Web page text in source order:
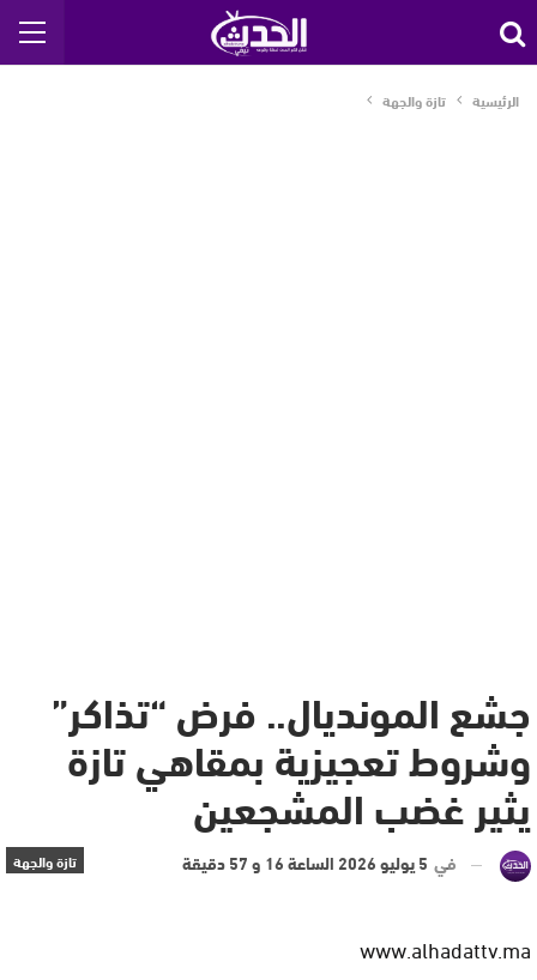
الرئيسية تازة والجهة
جشع المونديال.. فرض “تذاكر”
وشروط تعجيزية بمقاهي تازة
يثير غضب المشجعين
تازة والجهة في 5 يوليو 2026 الساعة 16 و 57 دقيقة
www.alhadattv.ma